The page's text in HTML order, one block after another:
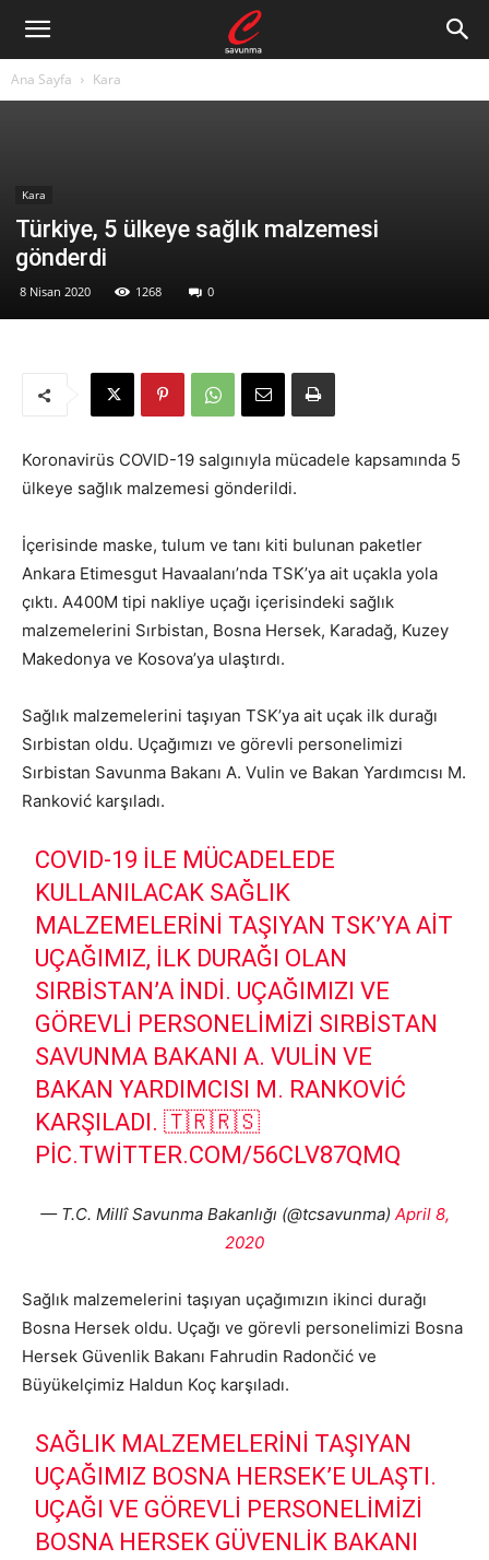
Ana Sayfa Kara
Kara
Türkiye, 5 ülkeye sağlık malzemesi
gönderdi
8 Nisan 2020 1268 0
Koronavirüs COVID-19 salgınıyla mücadele kapsamında 5
ülkeye sağlık malzemesi gönderildi.
İçerisinde maske, tulum ve tanı kiti bulunan paketler
Ankara Etimesgut Havaalanı’nda TSK’ya ait uçakla yola
çıktı. A400M tipi nakliye uçağı içerisindeki sağlık
malzemelerini Sırbistan, Bosna Hersek, Karadağ, Kuzey
Makedonya ve Kosova’ya ulaştırdı.
Sağlık malzemelerini taşıyan TSK’ya ait uçak ilk durağı
Sırbistan oldu. Uçağımızı ve görevli personelimizi
Sırbistan Savunma Bakanı A. Vulin ve Bakan Yardımcısı M.
Ranković karşıladı.
COVID-19 ILE MÜCADELEDE
KULLANILACAK SAĞLIK
MALZEMELERINI TAŞIYAN TSK’YA AIT
UÇAĞIMIZ, ILK DURAĞI OLAN
SIRBISTAN’A INDI. UÇAĞIMIZI VE
GÖREVLI PERSONELIMIZI SIRBISTAN
SAVUNMA BAKANI A. VULIN VE
BAKAN YARDIMCISI M. RANKOVIĆ
KARŞILADI. 🇹🇷🇷🇸
PIC.TWITTER.COM/56CLV87QMQ
— T.C. Millî Savunma Bakanlığı (@tcsavunma) April 8,
2020
Sağlık malzemelerini taşıyan uçağımızın ikinci durağı
Bosna Hersek oldu. Uçağı ve görevli personelimizi Bosna
Hersek Güvenlik Bakanı Fahrudin Radončić ve
Büyükelçimiz Haldun Koç karşıladı.
SAĞLIK MALZEMELERINI TAŞIYAN
UÇAĞIMIZ BOSNA HERSEK’E ULAŞTI.
UÇAĞI VE GÖREVLI PERSONELIMIZI
BOSNA HERSEK GÜVENLIK BAKANI